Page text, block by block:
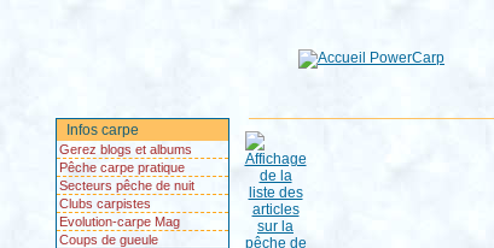
Infos carpe
Gerez blogs et albums
Pêche carpe pratique
Secteurs pêche de nuit
Clubs carpistes
Evolution-carpe Mag
Coups de gueule